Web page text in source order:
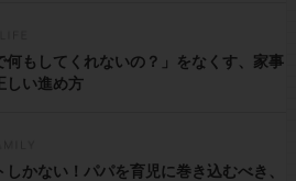
何もしてくれないの？」をなくす、家事
しい進め方
しかない！パパを育児に巻き込むべき、